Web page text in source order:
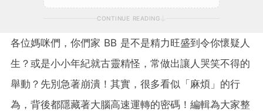
CONTINUE READING
各位媽咪們，你們家 BB 是不是精力旺盛到令你懷疑人
生？或是小小年紀就古靈精怪，常做出讓人哭笑不得的
舉動？先別急著崩潰！其實，很多看似「麻煩」的行
為，背後都隱藏著大腦高速運轉的密碼！編輯為大家整